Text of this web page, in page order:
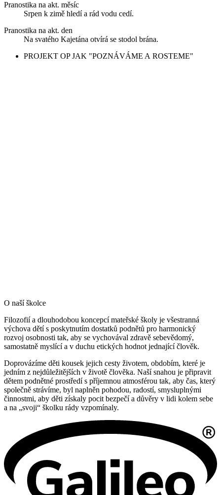
Pranostika na akt. měsíc
Srpen k zimě hledí a rád vodu cedí.
Pranostika na akt. den
Na svatého Kajetána otvírá se stodol brána.
PROJEKT OP JAK "POZNÁVÁME A ROSTEME"
O naší školce
Filozofií a dlouhodobou koncepcí mateřské školy je všestranná
výchova dětí s poskytnutím dostatků podnětů pro harmonický
rozvoj osobnosti tak, aby se vychovával zdravě sebevědomý,
samostatně myslící a v duchu etických hodnot jednající člověk.
Doprovázíme děti kousek jejich cesty životem, obdobím, které je
jedním z nejdůležitějších v životě člověka. Naší snahou je připravit
dětem podnětné prostředí s příjemnou atmosférou tak, aby čas, který
společně strávíme, byl naplněn pohodou, radostí, smysluplnými
činnostmi, aby děti získaly pocit bezpečí a důvěry v lidi kolem sebe
a na „svoji“ školku rády vzpomínaly.